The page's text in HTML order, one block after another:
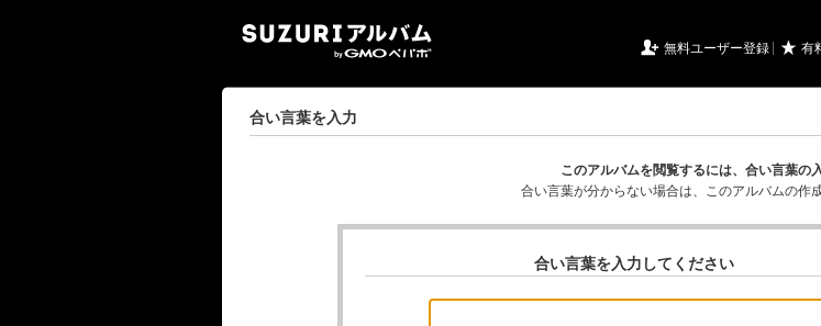
 無料ユーザー登録 ★ 有
合い言葉を入力
このアルバムを閲覧するには、合い言葉の
合い言葉が分からない場合は、このアルバムの作
合い言葉を入力してください